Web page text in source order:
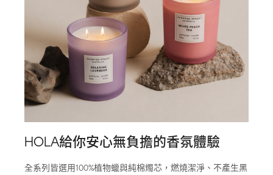
HOLA給你安心無負擔的香氛體驗
全系列皆選用100%植物蠟與純棉燭芯，燃燒潔淨、不產生黑